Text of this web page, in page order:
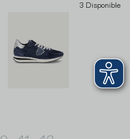
3 Disponible